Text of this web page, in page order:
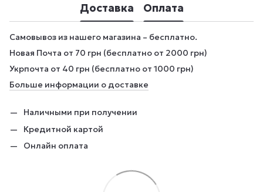
Доставка Оплата
Самовывоз из нашего магазина – бесплатно.
Новая Почта от 70 грн (бесплатно от 2000 грн)
Укрпочта от 40 грн (бесплатно от 1000 грн)
Больше информации о доставке
Наличными при получении
Кредитной картой
Онлайн оплата